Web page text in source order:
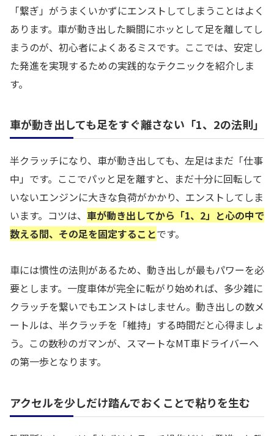
「繋ぎ」がうまくいかずにエンストしてしまうことはよく
あります。車が動き出した瞬間にホッとして足を離してし
まうのが、初心者によくあるミスです。ここでは、安定し
た発進を実現するための実践的なテクニックを紹介しま
す。
車が動き出しても足をすぐ離さない「1、2の法則」
半クラッチになり、車が動き出しても、左足はまだ「仕事
中」です。ここでパッと足を離すと、まだ十分に回転して
いないエンジンに大きな負荷がかかり、エンストしてしま
います。コツは、 車が動き出してから「1、2」と心の中で
数える間、その足を固定することです。
車には慣性の法則があるため、動き出しが最もパワーを必
要とします。一度車体が完全に転がり始めれば、多少雑に
クラッチを繋いでもエンストはしません。動き出しの数メ
ートルは、半クラッチを「維持」する時間だと心得ましょ
う。この数秒のガマンが、スマートなMT車ドライバーへ
の第一歩となります。
アクセルを少しだけ踏んでおくことで粘りを生む